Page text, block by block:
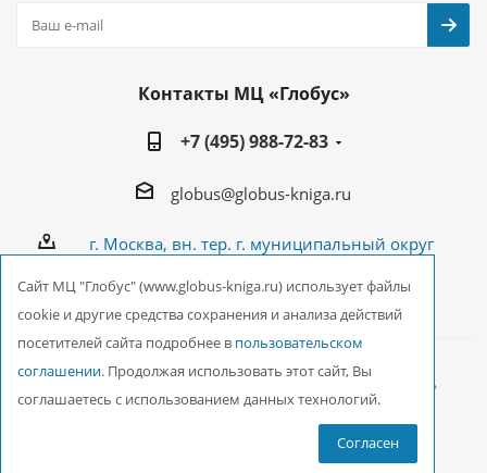
Контакты МЦ «Глобус»
+7 (495) 988-72-83
globus@globus-kniga.ru
г. Москва, вн. тер. г. муниципальный округ
2026 © ООО Межрегиональный Центр «Глобус»
Cайт МЦ "Глобус" (www.globus-kniga.ru) использует файлы
cookie и другие средства сохранения и анализа действий
посетителей сайта подробнее в пользовательском
соглашении. Продолжая использовать этот сайт, Вы
соглашаетесь с использованием данных технологий.
Согласен